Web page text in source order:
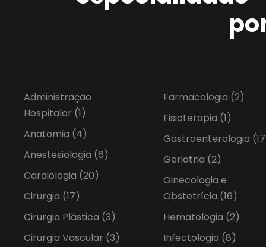
Administração
Hospitalar (1)
Anatomia (4)
Anestesiologia (6)
Cardiologia (20)
Cirurgia (17)
Cirurgia Plástica (3)
Cirurgia Vascular (3)
Farmacologia (2)
Fisioterapia (1)
Gastroenterologia
Geriatria (2)
Ginecologia e
Obstetrícia (16)
Hematologia (2)
Infectologia (8)